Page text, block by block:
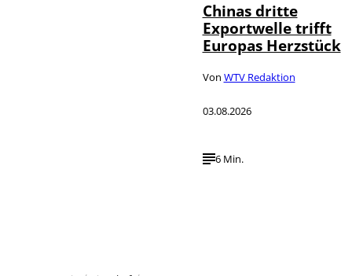
Chinas dritte
Exportwelle trifft
Europas Herzstück
Von WTV Redaktion
03.08.2026
6 Min.